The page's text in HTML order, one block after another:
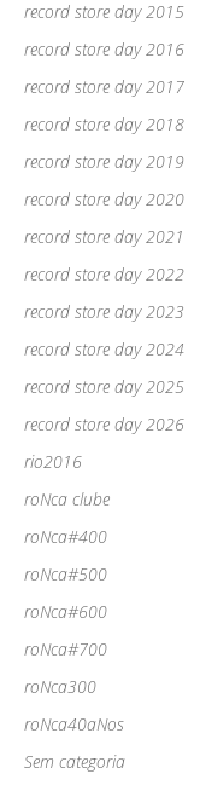
record store day 2015
record store day 2016
record store day 2017
record store day 2018
record store day 2019
record store day 2020
record store day 2021
record store day 2022
record store day 2023
record store day 2024
record store day 2025
record store day 2026
rio2016
roNca clube
roNca#400
roNca#500
roNca#600
roNca#700
roNca300
roNca40aNos
Sem categoria